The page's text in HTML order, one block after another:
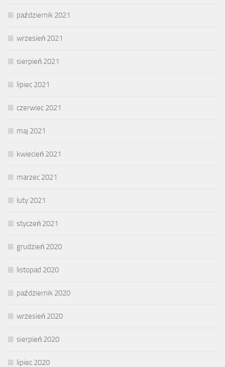
październik 2021
wrzesień 2021
sierpień 2021
lipiec 2021
czerwiec 2021
maj 2021
kwiecień 2021
marzec 2021
luty 2021
styczeń 2021
grudzień 2020
listopad 2020
październik 2020
wrzesień 2020
sierpień 2020
lipiec 2020